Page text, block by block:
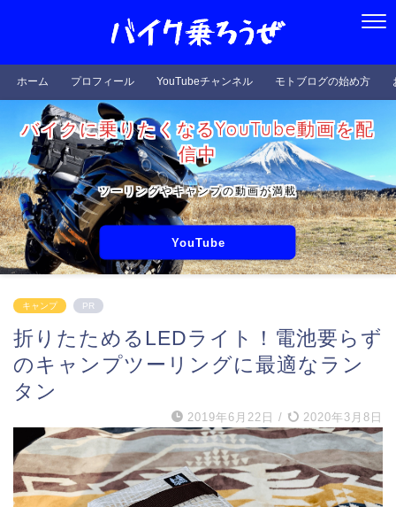
ホーム プロフィール YouTubeチャンネル モトブログの始め方
バイクに乗りたくなるYouTube動画を配
信中
ツーリングやキャンプの動画が満載
YouTube
キャンプ PR
折りたためるLEDライト！電池要らず
のキャンプツーリングに最適なラン
タン
2019年6月22日 / 2020年3月8日